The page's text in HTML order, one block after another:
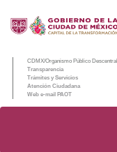
CDMX/Organismo Público
Transparencia
Trámites y Servicios
Atención Ciudadana
Web e-mail PAOT